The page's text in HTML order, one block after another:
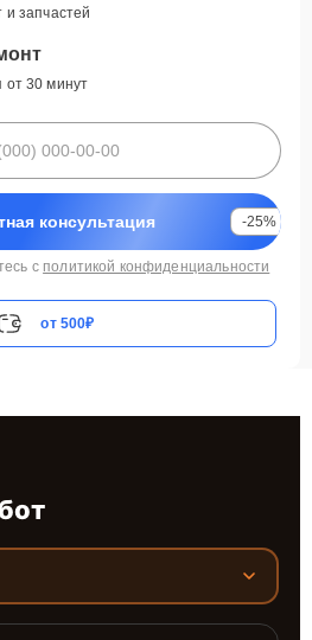
и запчастей
от 30 минут
консультация -25%
с политикой конфиденциальности
от 500₽